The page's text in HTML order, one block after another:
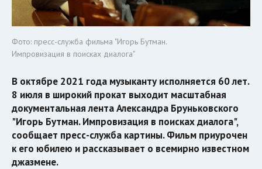
Фото: пресс-служба фильма "Игорь Бутман.
Импровизация в поисках диалога"
В октябре 2021 года музыканту исполняется 60 лет.
8 июля в широкий прокат выходит масштабная
документальная лента Александра Бруньковского
"Игорь Бутман. Импровизация в поисках диалога",
сообщает пресс-служба картины. Фильм приурочен
к его юбилею и рассказывает о всемирно известном
джазмене.